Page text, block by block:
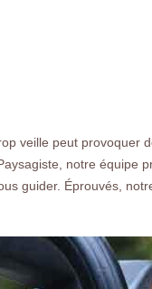
veille peut provoquer
notre équipe
guider. Éprouvés,